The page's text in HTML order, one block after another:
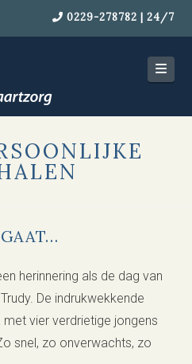
0229-278782 | 24/7
herinnering als de dag van
De indrukwekkende
vier verdrietige jongens
snel, zo onverwachts, zo